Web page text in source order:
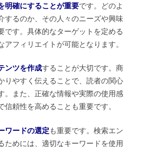
明確にすることが重要です。どのよ
するのか、その人々のニーズや興味
です。具体的なターゲットを定める
アフィリエイトが可能となります。
ンツを作成することが大切です。商
りやすく伝えることで、読者の関心
。また、正確な情報や実際の使用感
信頼性を高めることも重要です。
ワードの選定 も重要です。検索エン
ためには、適切なキーワードを使用